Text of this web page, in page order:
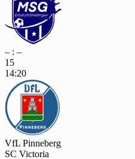
– : –
15
14:20
VfL Pinneberg
SC Victoria